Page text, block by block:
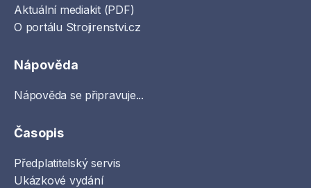
Aktuální mediakit (PDF)
O portálu Strojirenstvi.cz
Nápověda
Nápověda se připravuje...
Časopis
Předplatitelský servis
Ukázkové vydání